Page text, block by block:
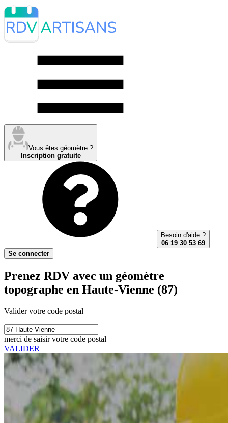
Vous êtes géomètre ?
Inscription gratuite
Besoin d'aide ?
06 19 30 53 69
Se connecter
Prenez RDV avec un géomètre
topographe en Haute-Vienne (87)
Valider votre code postal
merci de saisir votre code postal
VALIDER